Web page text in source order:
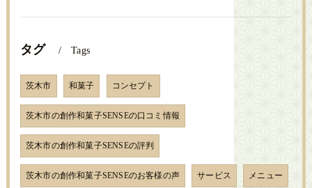
タグ Tags
茨木市 和菓子 コンセプト
茨木市の創作和菓子SENSEの口コミ情報
茨木市の創作和菓子SENSEの評判
茨木市の創作和菓子SENSEのお客様の声 サービス メニュー